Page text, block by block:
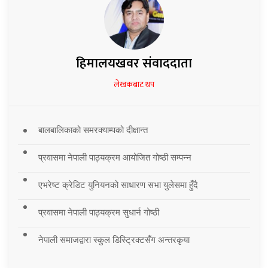
हिमालयखवर संवाददाता
लेखकबाट थप
बालबालिकाको समरक्याम्पको दीक्षान्त
प्रवासमा नेपाली पाठ्यक्रम आयोजित गोष्ठी सम्पन्न
एभरेष्ट क्रेडिट युनियनको साधारण सभा युलेसमा हुँदै
प्रवासमा नेपाली पाठ्यक्रम सुधार्न गोष्ठी
नेपाली समाजद्वारा स्कुल डिस्ट्रिक्टसँग अन्तरकृया